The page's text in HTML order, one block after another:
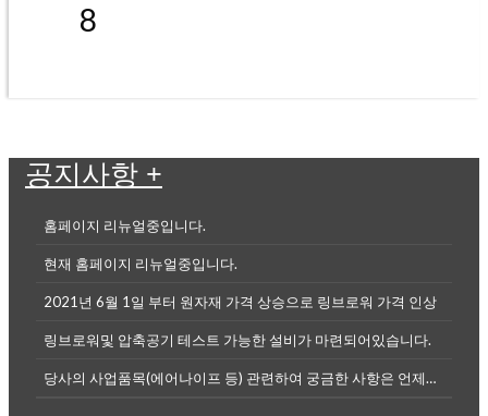
8
공지사항 +
홈페이지 리뉴얼중입니다.
현재 홈페이지 리뉴얼중입니다.
2021년 6월 1일 부터 원자재 가격 상승으로 링브로워 가격 인상
링브로워및 압축공기 테스트 가능한 설비가 마련되어있습니다.
당사의 사업품목(에어나이프 등) 관련하여 궁금한 사항은 언제든전화나, 메...